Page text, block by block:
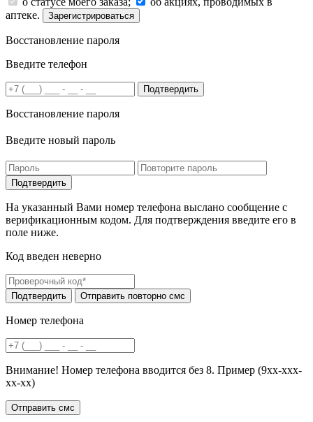
аптеке.
Зарегистрироваться
Восстановление пароля
Введите телефон
Подтвердить
Восстановление пароля
Введите новый пароль
На указанный Вами номер телефона выслано сообщение с
верификационным кодом. Для подтверждения введите его в
поле ниже.
Код введен неверно
Номер телефона
Внимание! Номер телефона вводится без 8. Пример (9хх-ххх-
хх-хх)